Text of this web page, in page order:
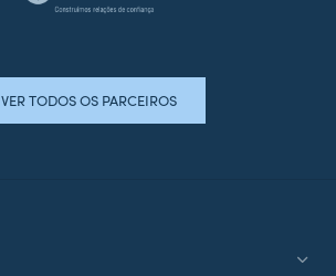
VER TODOS OS PARCEIROS